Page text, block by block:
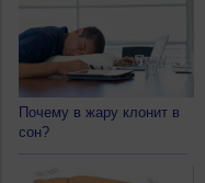
Почему в жару клонит в
сон?